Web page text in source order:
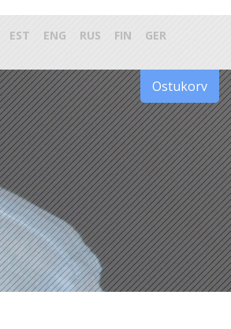
EST ENG RUS FIN GER
Ostukorv